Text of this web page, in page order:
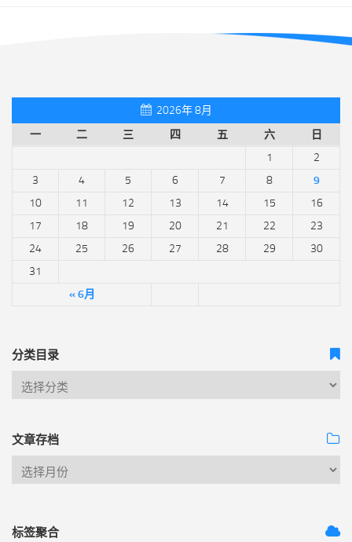
2026年 8月
一
二 三 四 五 六 日
« 6月
1
2
3
4 5 6 7 8
9
10
11 12 13 14 15
16
17
18 19 20 21 22
23
24
25 26 27 28 29
30
31
分类目录
文章存档
标签聚合